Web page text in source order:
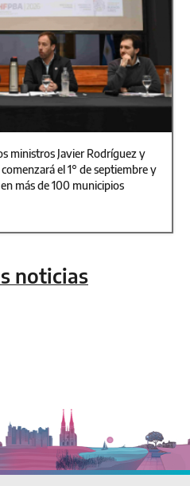
ministros Javier Rodríguez y
el 1° de septiembre y
más de 100 municipios
noticias